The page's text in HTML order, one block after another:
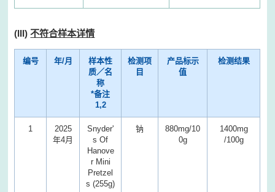
(III)不符合样本详情
编号 年/月
样本性
质／名
称
*备注
1,2
检测项
目
产品标示
值
检测结果
1
2025
年4月
Snyder'
s Of
Hanove
r Mini
Pretzel
s (255g)
钠
880mg/10
0g
1400mg
/100g